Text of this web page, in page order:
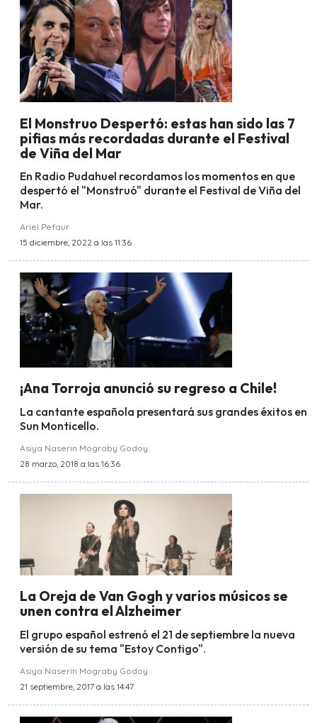
El Monstruo Despertó: estas han sido las 7
pifias más recordadas durante el Festival
de Viña del Mar
En Radio Pudahuel recordamos los momentos en que
despertó el "Monstruó" durante el Festival de Viña del
Mar.
Ariel Pefaur
15 diciembre, 2022 a las 11:36
¡Ana Torroja anunció su regreso a Chile!
La cantante española presentará sus grandes éxitos en
Sun Monticello.
Asiya Naserin Mograby Godoy
28 marzo, 2018 a las 16:36
La Oreja de Van Gogh y varios músicos se
unen contra el Alzheimer
El grupo español estrenó el 21 de septiembre la nueva
versión de su tema "Estoy Contigo".
Asiya Naserin Mograby Godoy
21 septiembre, 2017 a las 14:47